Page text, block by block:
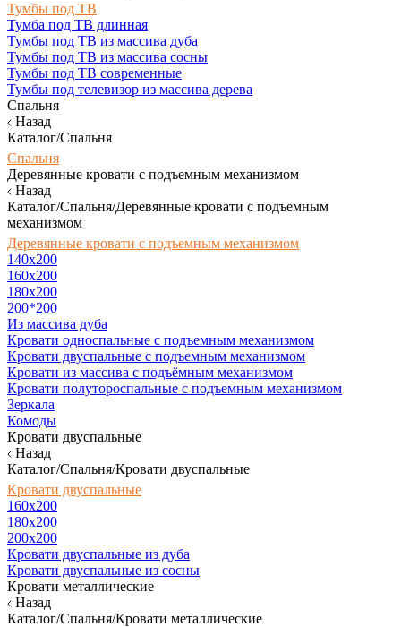
Тумбы под ТВ
Тумба под ТВ длинная
Тумбы под ТВ из массива дуба
Тумбы под ТВ из массива сосны
Тумбы под ТВ современные
Тумбы под телевизор из массива дерева
Спальня
Назад
Каталог/Спальня
Спальня
Деревянные кровати с подъемным механизмом
Назад
Каталог/Спальня/Деревянные кровати с подъемным
механизмом
Деревянные кровати с подъемным механизмом
140x200
160х200
180х200
200*200
Из массива дуба
Кровати односпальные с подъемным механизмом
Кровати двуспальные с подъемным механизмом
Кровати из массива с подъёмным механизмом
Кровати полутороспальные с подъемным механизмом
Зеркала
Комоды
Кровати двуспальные
Назад
Каталог/Спальня/Кровати двуспальные
Кровати двуспальные
160х200
180x200
200x200
Кровати двуспальные из дуба
Кровати двуспальные из сосны
Кровати металлические
Назад
Каталог/Спальня/Кровати металлические